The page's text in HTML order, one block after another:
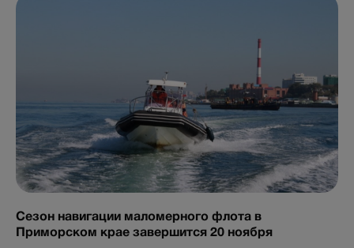
Сезон навигации маломерного флота в
Приморском крае завершится 20 ноября